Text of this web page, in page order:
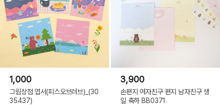
1,000
그림상점 엽서(피스오브러브)_(30
35437)
3,900
손편지 여자친구 편지 남자친구 생
일 축하 BB0371